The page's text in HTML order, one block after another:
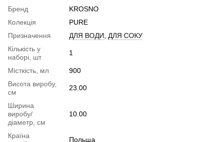
Бренд
KROSNO
Колекція
PURE
Призначення
ДЛЯ ВОДИ
ДЛЯ СОКУ
Кількість у
наборі, шт
1
Місткість, мл
900
Висота виробу,
см
23.00
Ширина
виробу/
діаметр, см
10.00
Країна
Польща